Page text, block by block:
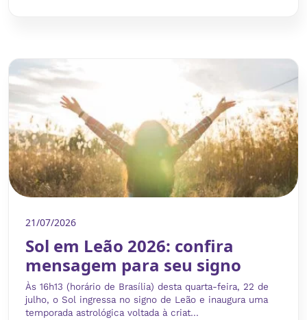
21/07/2026
Sol em Leão 2026: confira
mensagem para seu signo
Às 16h13 (horário de Brasília) desta quarta-feira, 22 de
julho, o Sol ingressa no signo de Leão e inaugura uma
temporada astrológica voltada à criat...